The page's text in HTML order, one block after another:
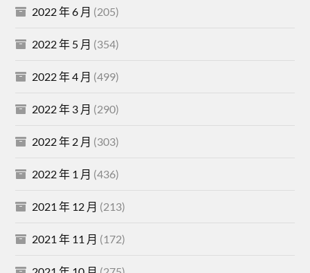
2022 年 6 月 (205)
2022 年 5 月 (354)
2022 年 4 月 (499)
2022 年 3 月 (290)
2022 年 2 月 (303)
2022 年 1 月 (436)
2021 年 12 月 (213)
2021 年 11 月 (172)